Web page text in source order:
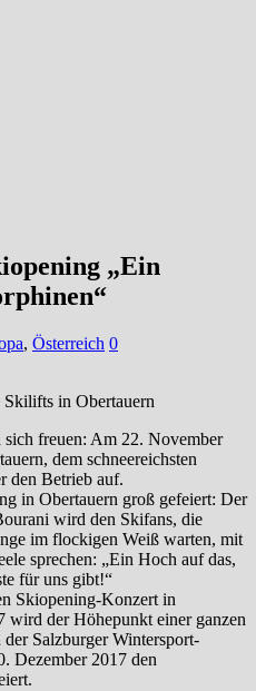
„Ein
, Österreich 0
in Obertauern
sich freuen: Am 22. November
dem schneereichsten
den Betrieb auf.
in Obertauern groß gefeiert: Der
wird den Skifans, die
im flockigen Weiß warten, mit
sprechen: „Ein Hoch auf das,
für uns gibt!“
Skiopening-Konzert in
wird der Höhepunkt einer ganzen
Salzburger Wintersport-
Dezember 2017 den